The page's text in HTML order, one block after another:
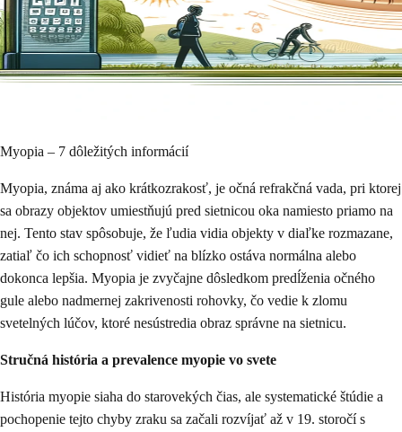
Myopia – 7 dôležitých informácií
Myopia, známa aj ako krátkozrakosť, je očná refrakčná vada, pri ktorej
sa obrazy objektov umiestňujú pred sietnicou oka namiesto priamo na
nej. Tento stav spôsobuje, že ľudia vidia objekty v diaľke rozmazane,
zatiaľ čo ich schopnosť vidieť na blízko ostáva normálna alebo
dokonca lepšia. Myopia je zvyčajne dôsledkom predĺženia očného
gule alebo nadmernej zakrivenosti rohovky, čo vedie k zlomu
svetelných lúčov, ktoré nesústredia obraz správne na sietnicu.
Stručná história a prevalence myopie vo svete
História myopie siaha do starovekých čias, ale systematické štúdie a
pochopenie tejto chyby zraku sa začali rozvíjať až v 19. storočí s